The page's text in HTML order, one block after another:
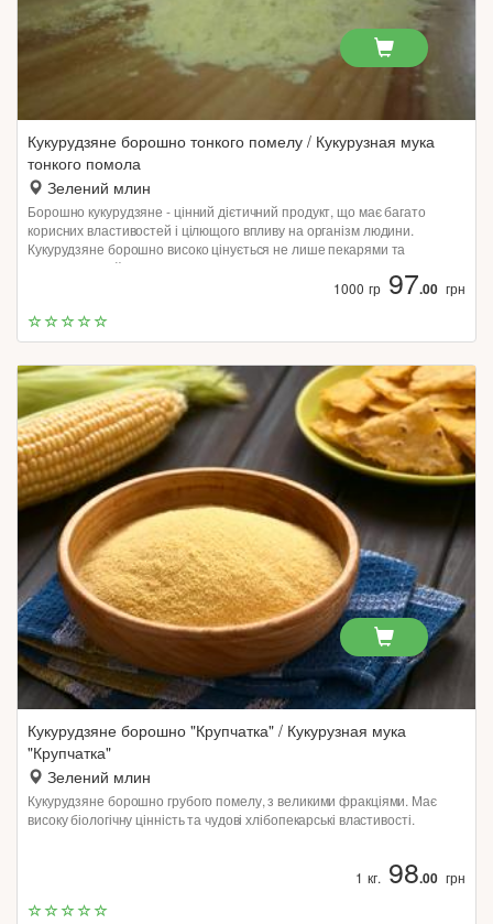
Кукурудзяне борошно тонкого помелу / Кукурузная мука
тонкого помола
Зелений млин
Борошно кукурудзяне - цінний дієтичний продукт, що має багато
корисних властивостей і цілющого впливу на організм людини.
Кукурудзяне борошно високо цінується не лише пекарями та
кулінарами, а й дієтологами, косметологами та навіть рибалками.
1000 гр97.00 грн
Кукурудзяне борошно "Крупчатка" / Кукурузная мука
"Крупчатка"
Зелений млин
Кукурудзяне борошно грубого помелу, з великими фракціями. Має
високу біологічну цінність та чудові хлібопекарські властивості.
1 кг. 98.00 грн